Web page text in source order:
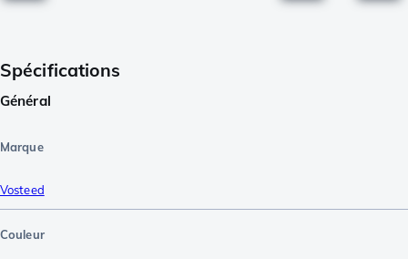
Spécifications
Général
Marque
Vosteed
Couleur